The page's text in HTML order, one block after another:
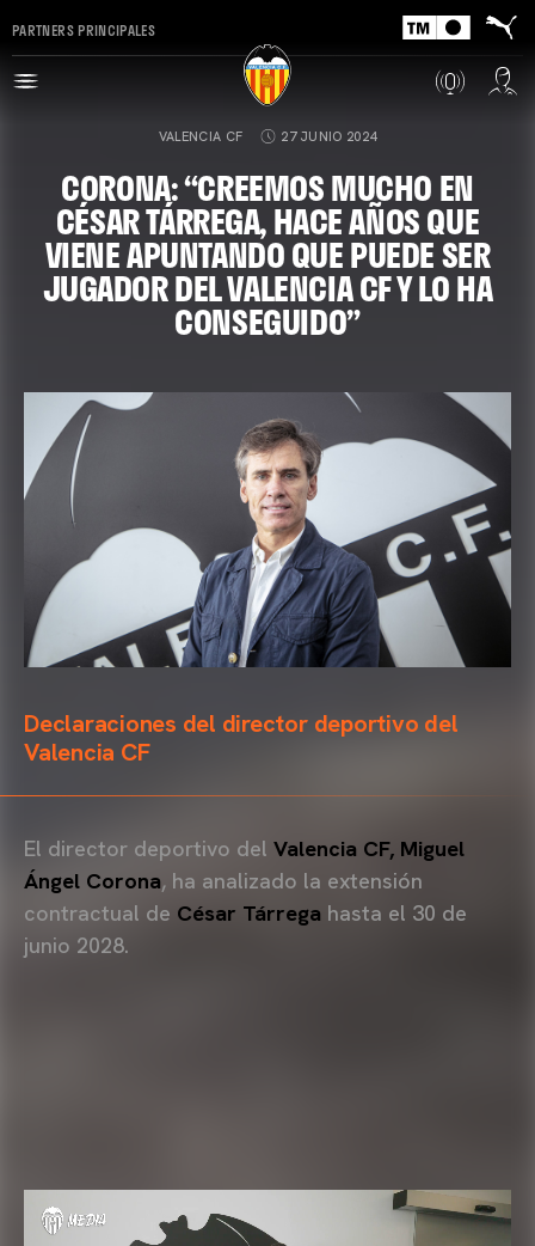
PARTNERS PRINCIPALES
VALENCIA CF 27 JUNIO 2024
CORONA: “CREEMOS MUCHO EN
CÉSAR TÁRREGA, HACE AÑOS QUE
VIENE APUNTANDO QUE PUEDE SER
JUGADOR DEL VALENCIA CF Y LO HA
CONSEGUIDO”
Declaraciones del director deportivo del
Valencia CF
El director deportivo del Valencia CF, Miguel
Ángel Corona, ha analizado la extensión
contractual de César Tárrega hasta el 30 de
junio 2028.